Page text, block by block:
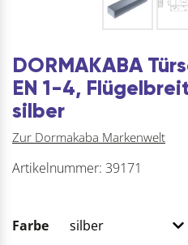
DORMAKABA
EN 1-4,
silber
Zur Dormakaba Markenwelt
Artikelnummer: 39171
Farbe